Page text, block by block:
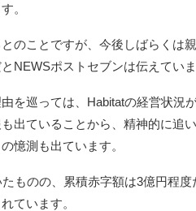
。
のことですが、今後しばらくは
NEWSポストセブンは伝えていま
を巡っては、Habitatの経営状況
出ていることから、精神的に追
憶測も出ています。
ものの、累積赤字額は3億円程
ています。